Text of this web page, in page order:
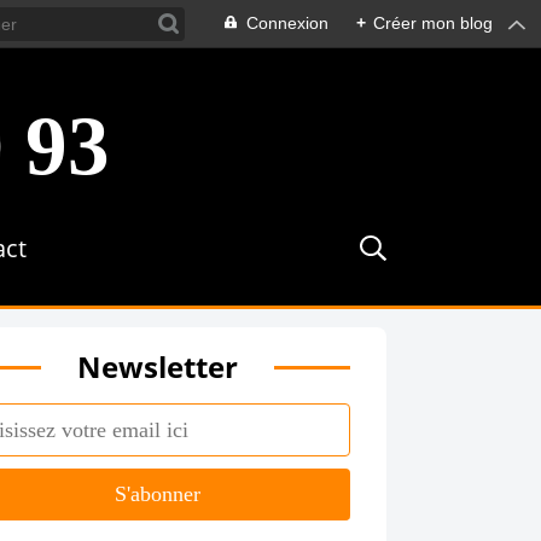
Connexion + Créer mon blog
Newsletter